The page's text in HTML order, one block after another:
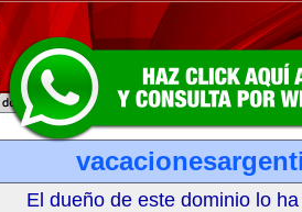
El dueño de este dominio lo